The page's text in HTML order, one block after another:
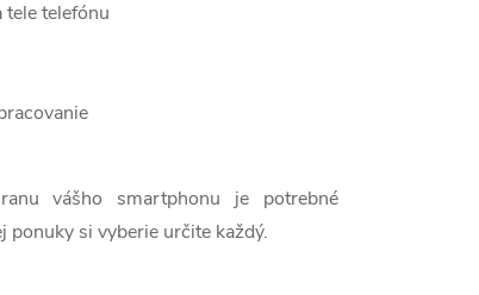
telefónu
vášho smartphonu je potrebné
ponuky si vyberie určite každý.